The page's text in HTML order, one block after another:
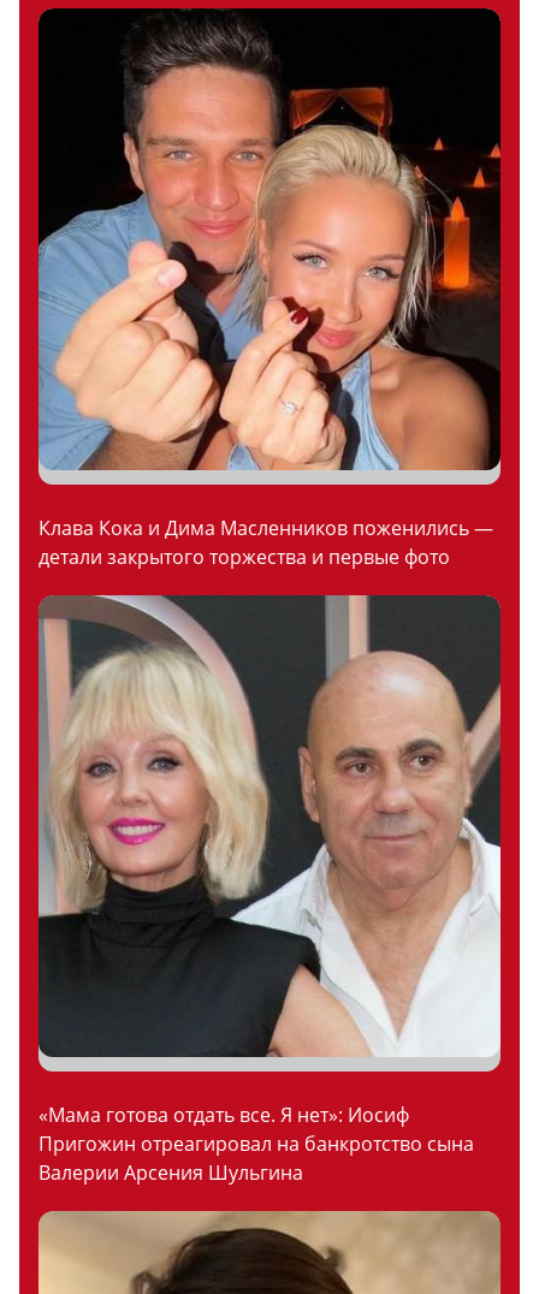
Клава Кока и Дима Масленников поженились —
детали закрытого торжества и первые фото
«Мама готова отдать все. Я нет»: Иосиф
Пригожин отреагировал на банкротство сына
Валерии Арсения Шульгина